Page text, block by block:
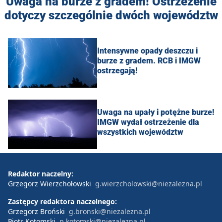
dotyczy szczególnie dwóch województw
Intensywne opady deszczu i
burze z gradem. RCB i IMGW
ostrzegają!
Uwaga na upały i potężne burze!
IMGW wydał ostrzeżenie dla
wszystkich województw
Redaktor naczelny:
Grzegorz Wierzchołowski g.wierzcholowski@niezalezna.pl
Zastępcy redaktora naczelnego:
Grzegorz Broński g.bronski@niezalezna.pl